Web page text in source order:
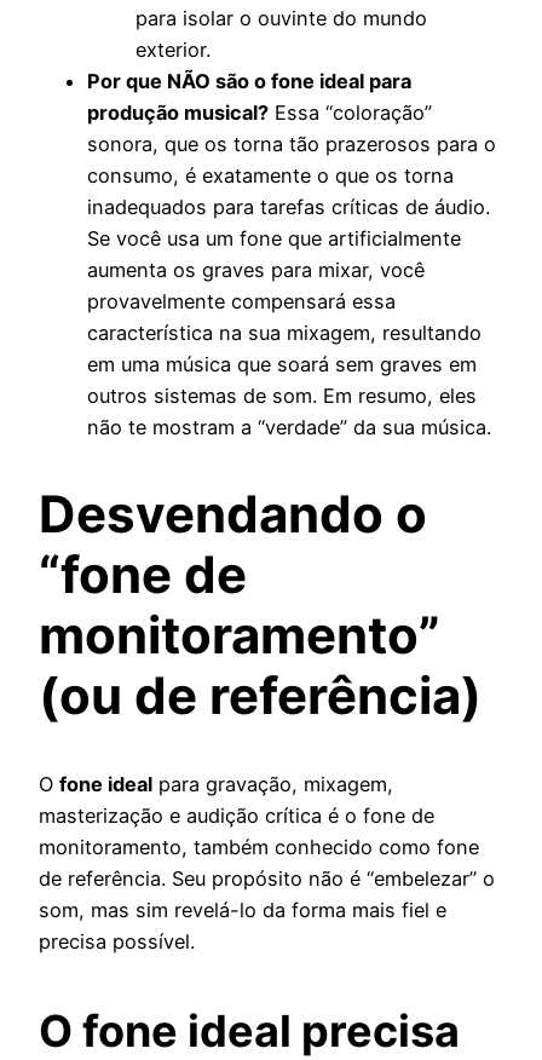
para isolar o ouvinte do mundo
exterior.
Por que NÃO são o fone ideal para
produção musical? Essa “coloração”
sonora, que os torna tão prazerosos para o
consumo, é exatamente o que os torna
inadequados para tarefas críticas de áudio.
Se você usa um fone que artificialmente
aumenta os graves para mixar, você
provavelmente compensará essa
característica na sua mixagem, resultando
em uma música que soará sem graves em
outros sistemas de som. Em resumo, eles
não te mostram a “verdade” da sua música.
Desvendando o
“fone de
monitoramento”
(ou de referência)
O fone ideal para gravação, mixagem,
masterização e audição crítica é o fone de
monitoramento, também conhecido como fone
de referência. Seu propósito não é “embelezar” o
som, mas sim revelá-lo da forma mais fiel e
precisa possível.
O fone ideal precisa